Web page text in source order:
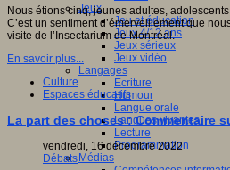
Jeux
Jeu et éducation
Jeux 4/12 ans
Jeux sérieux
Jeux vidéo
Langages
Ecriture
Humour
Langue orale
Langues vivantes
Lecture
Programmation
Médias
Nous étions cinq, jeunes adultes,
C’est un sentiment d’émerveillement que
visite de l’Insectarium de Montréal.
En savoir plus...
Culture
Espaces éducatifs
La part des choses : Commentaire
vendredi, 16 décembre 2022
Débats